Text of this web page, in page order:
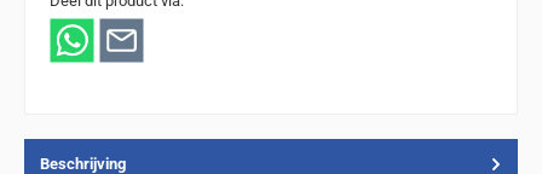
Beschrijving